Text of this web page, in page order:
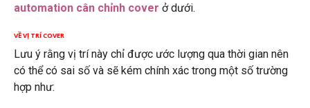
automation cân chỉnh cover ở dưới.
VỀ VỊ TRÍ COVER
Lưu ý rằng vị trí này chỉ được ước lượng qua thời gian nên
có thể có sai số và sẽ kém chính xác trong một số trường
hợp như: